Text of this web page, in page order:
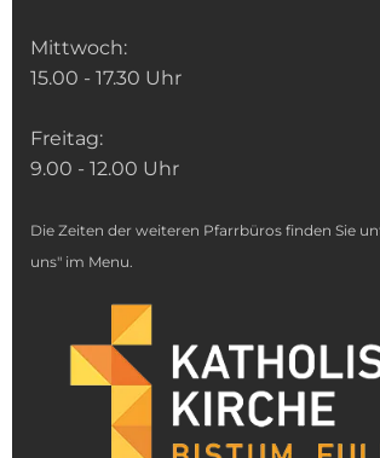
Mittwoch:
15.00 - 17.30 Uhr
Freitag:
9.00 - 12.00 Uhr
Die Zeiten der weiteren Pfarrbüros finden Sie
uns" im Menu.